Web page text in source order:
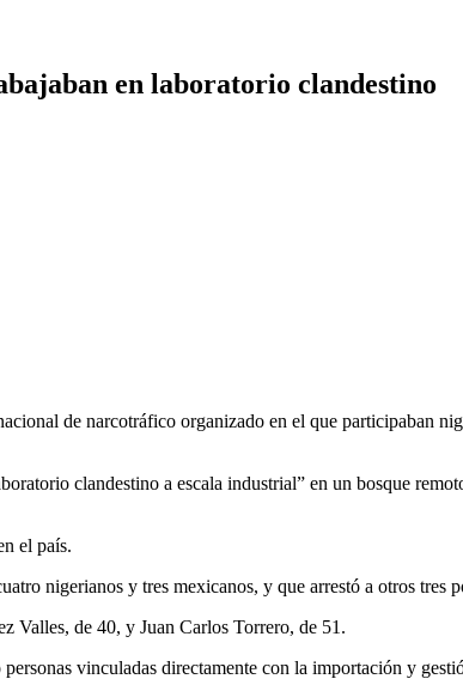
en laboratorio clandestino
de narcotráfico organizado en el que participaban
clandestino a escala industrial” en un bosque
el país.
nigerianos y tres mexicanos, y que arrestó a otros tres
Valles, de 40, y Juan Carlos Torrero, de 51.
vinculadas directamente con la importación y